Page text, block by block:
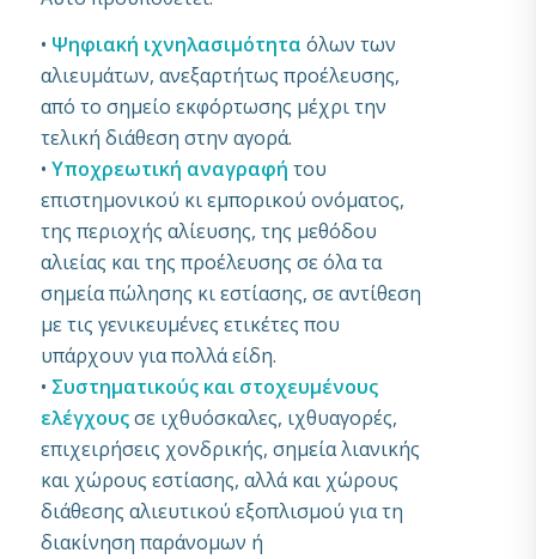
• Ψηφιακή ιχνηλασιμότητα όλων των
αλιευμάτων, ανεξαρτήτως προέλευσης,
από το σημείο εκφόρτωσης μέχρι την
τελική διάθεση στην αγορά.
• Υποχρεωτική αναγραφή του
επιστημονικού κι εμπορικού ονόματος,
της περιοχής αλίευσης, της μεθόδου
αλιείας και της προέλευσης σε όλα τα
σημεία πώλησης κι εστίασης, σε αντίθεση
με τις γενικευμένες ετικέτες που
υπάρχουν για πολλά είδη.
• Συστηματικούς και στοχευμένους
ελέγχουςσε ιχθυόσκαλες, ιχθυαγορές,
επιχειρήσεις χονδρικής, σημεία λιανικής
και χώρους εστίασης, αλλά και χώρους
διάθεσης αλιευτικού εξοπλισμού για τη
διακίνηση παράνομων ή